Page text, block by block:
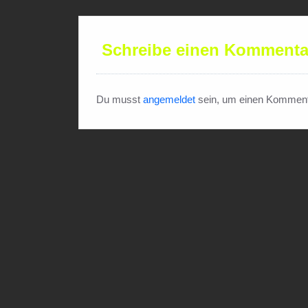
Schreibe einen
Du musst angemeldet sein, um einen